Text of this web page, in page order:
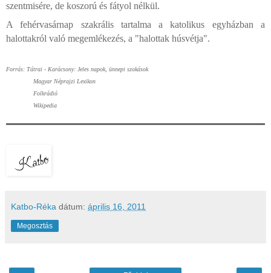
szentmisére, de koszorú és fátyol nélkül.
A fehérvasárnap szakrális tartalma a katolikus egyházban a
halottakról való megemlékezés, a "halottak húsvétja".
Forrás: Tátrai - Karácsony: Jeles napok, ünnepi szokások
Magyar Néprajzi Lexikon
Folkrádió
Wikipedia
Katbo-Réka dátum: április 16, 2011
Megosztás